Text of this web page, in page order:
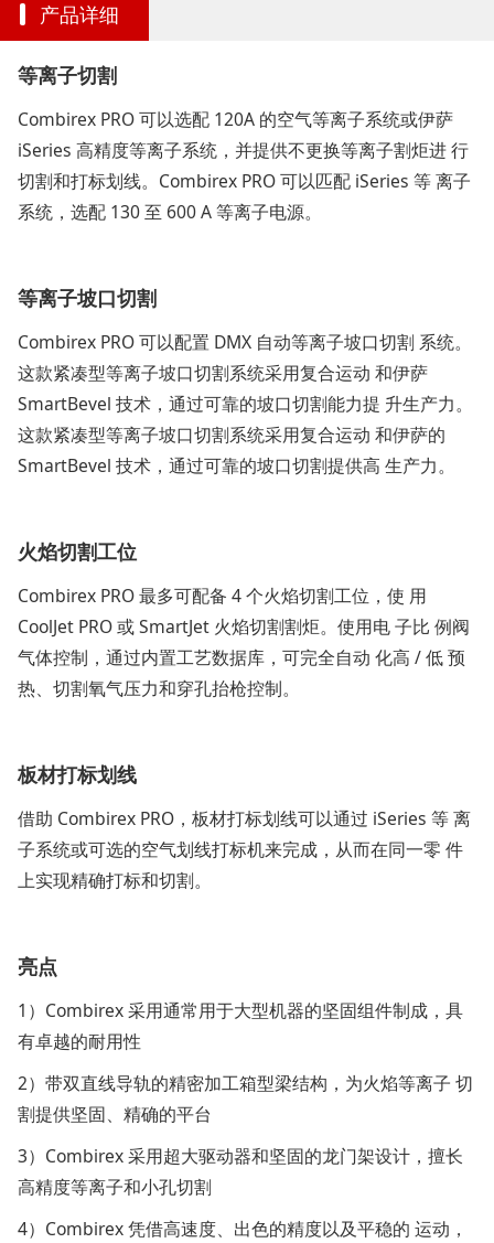
产品详细
等离子切割
Combirex PRO 可以选配 120A 的空气等离子系统或伊萨
iSeries 高精度等离子系统，并提供不更换等离子割炬进 行
切割和打标划线。Combirex PRO 可以匹配 iSeries 等 离子
系统，选配 130 至 600 A 等离子电源。
等离子坡口切割
Combirex PRO 可以配置 DMX 自动等离子坡口切割 系统。
这款紧凑型等离子坡口切割系统采用复合运动 和伊萨
SmartBevel 技术，通过可靠的坡口切割能力提 升生产力。
这款紧凑型等离子坡口切割系统采用复合运动 和伊萨的
SmartBevel 技术，通过可靠的坡口切割提供高 生产力。
火焰切割工位
Combirex PRO 最多可配备 4 个火焰切割工位，使 用
CoolJet PRO 或 SmartJet 火焰切割割炬。使用电 子比 例阀
气体控制，通过内置工艺数据库，可完全自动 化高 / 低 预
热、切割氧气压力和穿孔抬枪控制。
板材打标划线
借助 Combirex PRO，板材打标划线可以通过 iSeries 等 离
子系统或可选的空气划线打标机来完成，从而在同一零 件
上实现精确打标和切割。
亮点
1）Combirex 采用通常用于大型机器的坚固组件制成，具
有卓越的耐用性
2）带双直线导轨的精密加工箱型梁结构，为火焰等离子 切
割提供坚固、精确的平台
3）Combirex 采用超大驱动器和坚固的龙门架设计，擅长
高精度等离子和小孔切割
4）Combirex 凭借高速度、出色的精度以及平稳的 运动，